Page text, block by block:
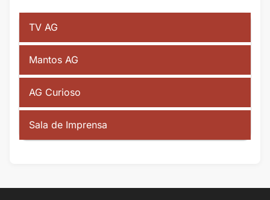
TV AG
Mantos AG
AG Curioso
Sala de Imprensa